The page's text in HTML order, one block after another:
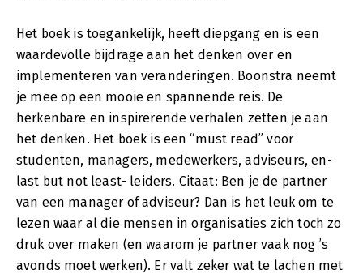
Het boek is toegankelijk, heeft diepgang en is een
waardevolle bijdrage aan het denken over en
implementeren van veranderingen. Boonstra neemt
je mee op een mooie en spannende reis. De
herkenbare en inspirerende verhalen zetten je aan
het denken. Het boek is een “must read” voor
studenten, managers, medewerkers, adviseurs, en-
last but not least- leiders. Citaat: Ben je de partner
van een manager of adviseur? Dan is het leuk om te
lezen waar al die mensen in organisaties zich toch zo
druk over maken (en waarom je partner vaak nog ’s
avonds moet werken). Er valt zeker wat te lachen met